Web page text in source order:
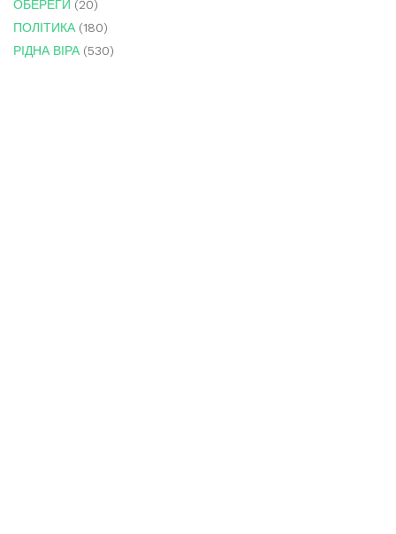
ОБЕРЕГИ (20)
ПОЛІТИКА(180)
РІДНА ВІРА(530)